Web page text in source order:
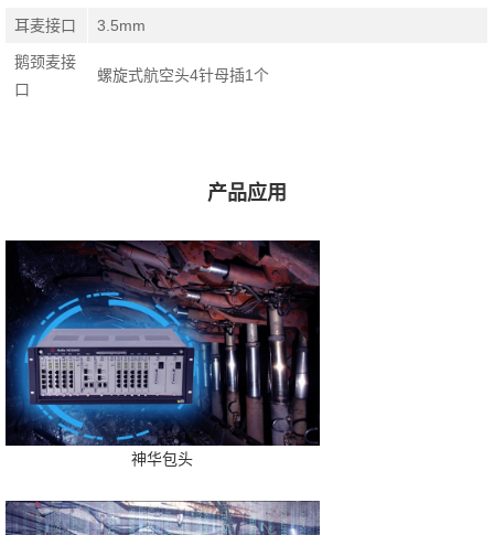
耳麦接口 3.5mm
鹅颈麦接
口
螺旋式航空头4针母插1个
产品应用
神华包头